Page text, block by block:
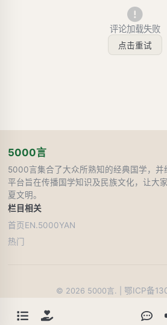
评论加载失败
点击重试
5000言
5000言集合了大众所熟知的经典国学，并
平台旨在传播国学知识及民族文化，让大
夏文明。
栏目
首页
热门
相关
EN.5000YAN
© 2026 5000言. | 鄂ICP备
人在线阅读